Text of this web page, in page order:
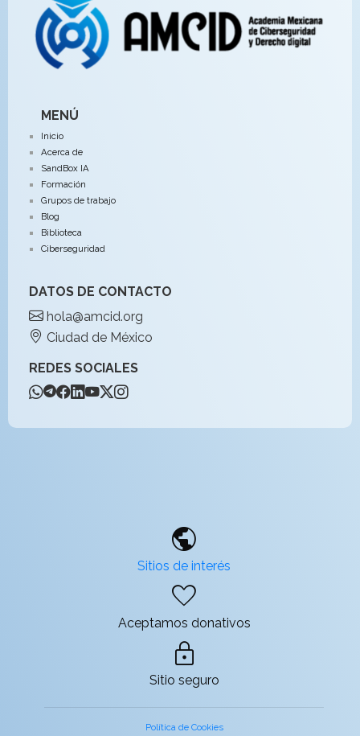
MENÚ
Inicio
Acerca de
SandBox IA
Formación
Grupos de trabajo
Blog
Biblioteca
Ciberseguridad
DATOS DE CONTACTO
hola@amcid.org
Ciudad de México
REDES SOCIALES
public
Sitios de interés
favorite
Aceptamos donativos
lock
Sitio seguro
Política de Cookies